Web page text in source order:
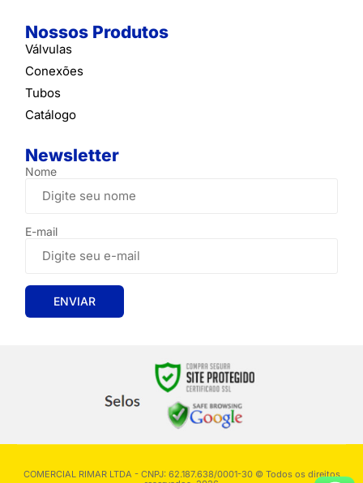
Nossos Produtos
Válvulas
Conexões
Tubos
Catálogo
Newsletter
Nome
E-mail
COMERCIAL RIMAR LTDA - CNPJ: 62.187.638/0001-30 © Todos os direitos